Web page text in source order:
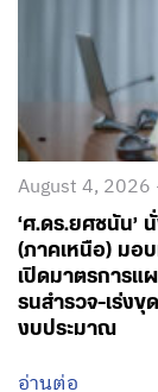
August 4, 2026
‘ศ.ดร.ยศชนัน
(ภาคเหนือ) มอ
เปิดมาตรการแ
รนสำรวจ-เร่งขุ
งบประมาณ
อ่านต่อ